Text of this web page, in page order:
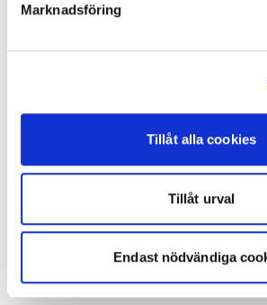
Marknadsföring
Tillåt alla cookies
Tillåt urval
Endast nödvändiga